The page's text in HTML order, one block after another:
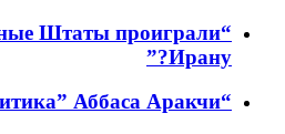
Штаты проиграли
Ирану?”
“Ресторанная политика” Аббаса Аракчи